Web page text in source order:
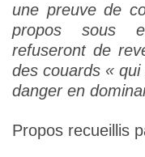
une preuve de
propos sous
refuseront de
des couards « qui
danger en
Propos recueillis